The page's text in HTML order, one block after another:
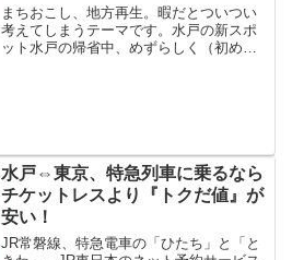
まちおこし、地方再生。暇だとついつい
考えてしまうテーマです。水戸の新スポ
ット水戸の帰省中、めずらしく（初め
水戸⇔東京、特急列車に乗るなら
チケットレスより『トクだ値』が
安い！
JR常磐線、特急電車の「ひたち」と「と